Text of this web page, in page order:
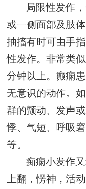
局限性发作
或一侧面部及肢
抽搐有时可由手
性发作。非常类
分钟以上。癫痫
无意识的动作。
群的颤动、发声
悸、气短、呼吸
等。
痴痫小发作
上翻，愣神，活